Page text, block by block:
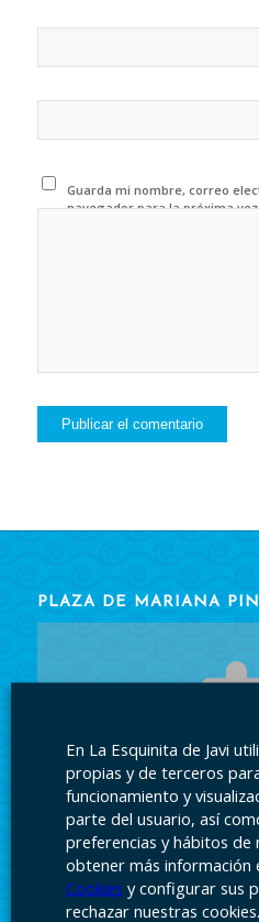
Guarda mi nombre, correo
navegador para la próxima
PLAZA DE MARIANA
Acepte las cookies
En La Esquinita de Javi
propias y de terceros
funcionamiento y
parte del usuario, así
preferencias y hábitos de
obtener más información
Cookies y configurar sus
rechazar nuestras cookies.